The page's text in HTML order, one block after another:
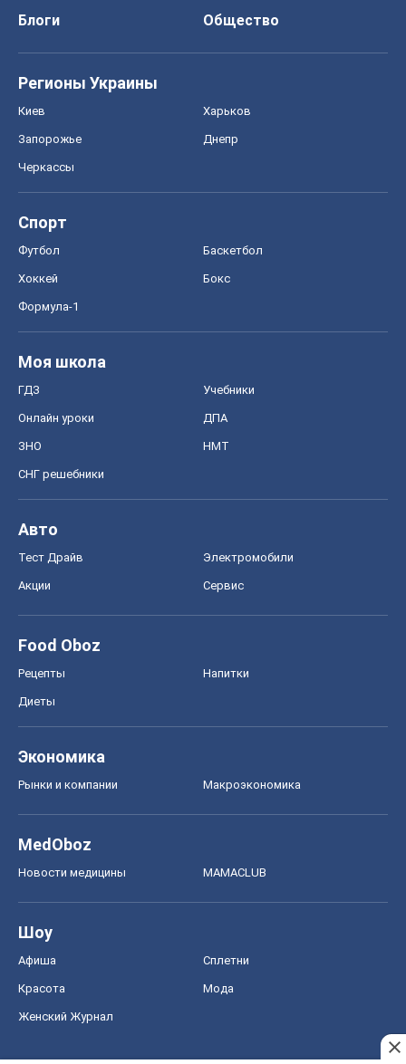
Блоги
Общество
Регионы Украины
Киев Харьков
Запорожье Днепр
Черкассы
Спорт
Футбол Баскетбол
Хоккей Бокс
Формула-1
Моя школа
ГДЗ Учебники
Онлайн уроки ДПА
ЗНО НМТ
СНГ решебники
Авто
Тест Драйв Электромобили
Акции Сервис
Food Oboz
Рецепты Напитки
Диеты
Экономика
Рынки и компании Mакроэкономика
MedOboz
Новости медицины MAMACLUB
Шоу
Афиша Сплетни
Красота Мода
Женский Журнал